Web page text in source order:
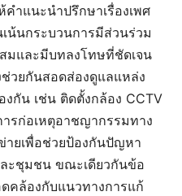
ำแนะนำปรึกษาเรื่องเพศ
น้นกระบวนการมีส่วนร่วม
มและมีบทลงโทษที่ชัดเจน
วยกันสอดส่องดูแลแหล่ง
กัน เช่น ติดตั้งกล้อง CCTV
รก่อเหตุอาชญากรรมทาง
ายเพื่อช่วยป้องกันปัญหา
ละชุมชน ขณะเดียวกันข้อ
คล้องกับแนวทางการแก้